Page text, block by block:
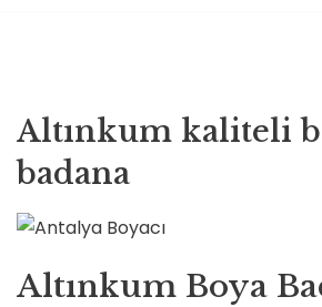
Altınkum kaliteli
badana
Altınkum Boya